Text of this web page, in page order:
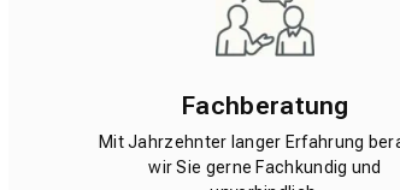
Fachberatung
Mit Jahrzehnter langer Erfahrung
wir Sie gerne Fachkundig und